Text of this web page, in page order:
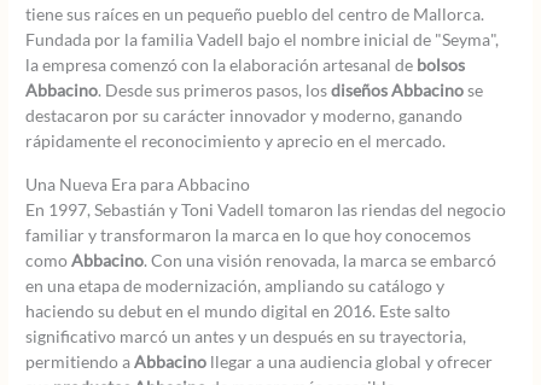
tiene sus raíces en un pequeño pueblo del centro de Mallorca.
Fundada por la familia Vadell bajo el nombre inicial de "Seyma",
la empresa comenzó con la elaboración artesanal de bolsos
Abbacino. Desde sus primeros pasos, losdiseños Abbacinose
destacaron por su carácter innovador y moderno, ganando
rápidamente el reconocimiento y aprecio en el mercado.
Una Nueva Era para Abbacino
En 1997, Sebastián y Toni Vadell tomaron las riendas del negocio
familiar y transformaron la marca en lo que hoy conocemos
comoAbbacino. Con una visión renovada, la marca se embarcó
en una etapa de modernización, ampliando su catálogo y
haciendo su debut en el mundo digital en 2016. Este salto
significativo marcó un antes y un después en su trayectoria,
permitiendo aAbbacino llegar a una audiencia global y ofrecer